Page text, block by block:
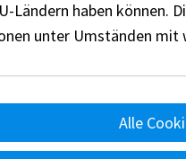
-
Ländern haben können.
unter Umständen mit
Alle